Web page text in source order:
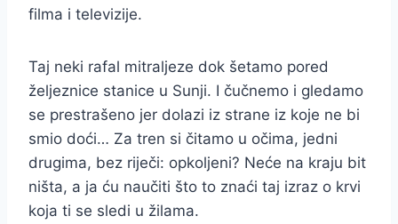
filma i televizije.
Taj neki rafal mitraljeze dok šetamo pored
željeznice stanice u Sunji. I čučnemo i gledamo
se prestrašeno jer dolazi iz strane iz koje ne bi
smio doći… Za tren si čitamo u očima, jedni
drugima, bez riječi: opkoljeni? Neće na kraju bit
ništa, a ja ću naučiti što to znaći taj izraz o krvi
koja ti se sledi u žilama.